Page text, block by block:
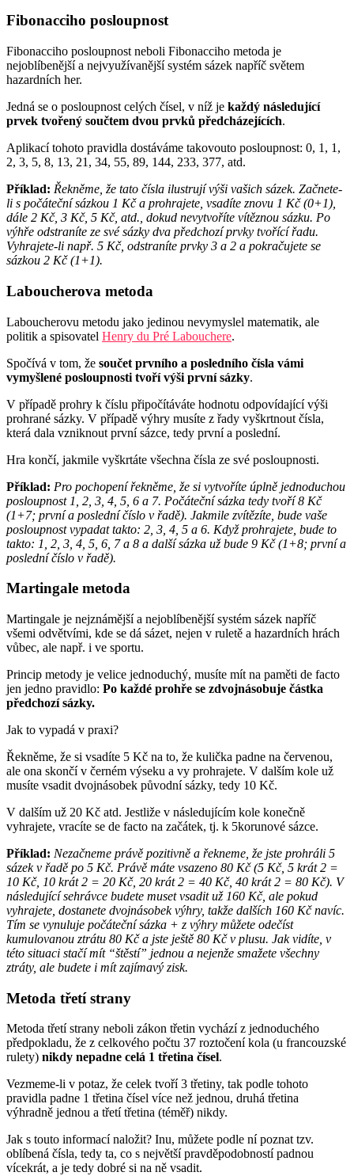
Fibonacciho posloupnost
Fibonacciho posloupnost neboli Fibonacciho metoda je
nejoblíbenější a nejvyužívanější systém sázek napříč světem
hazardních her.
Jedná se o posloupnost celých čísel, v níž je každý následující
prvek tvořený součtem dvou prvků předcházejících.
Aplikací tohoto pravidla dostáváme takovouto posloupnost: 0, 1, 1,
2, 3, 5, 8, 13, 21, 34, 55, 89, 144, 233, 377, atd.
Příklad: Řekněme, že tato čísla ilustrují výši vašich sázek. Začnete-
li s počáteční sázkou 1 Kč a prohrajete, vsadíte znovu 1 Kč (0+1),
dále 2 Kč, 3 Kč, 5 Kč, atd., dokud nevytvoříte vítěznou sázku. Po
výhře odstraníte ze své sázky dva předchozí prvky tvořící řadu.
Vyhrajete-li např. 5 Kč, odstraníte prvky 3 a 2 a pokračujete se
sázkou 2 Kč (1+1).
Laboucherova metoda
Laboucherovu metodu jako jedinou nevymyslel matematik, ale
politik a spisovatel Henry du Pré Labouchere.
Spočívá v tom, že součet prvního a posledního čísla vámi
vymyšlené posloupnosti tvoří výši první sázky.
V případě prohry k číslu připočítáváte hodnotu odpovídající výši
prohrané sázky. V případě výhry musíte z řady vyškrtnout čísla,
která dala vzniknout první sázce, tedy první a poslední.
Hra končí, jakmile vyškrtáte všechna čísla ze své posloupnosti.
Příklad: Pro pochopení řekněme, že si vytvoříte úplně jednoduchou
posloupnost 1, 2, 3, 4, 5, 6 a 7. Počáteční sázka tedy tvoří 8 Kč
(1+7; první a poslední číslo v řadě). Jakmile zvítězíte, bude vaše
posloupnost vypadat takto: 2, 3, 4, 5 a 6. Když prohrajete, bude to
takto: 1, 2, 3, 4, 5, 6, 7 a 8 a další sázka už bude 9 Kč (1+8; první a
poslední číslo v řadě).
Martingale metoda
Martingale je nejznámější a nejoblíbenější systém sázek napříč
všemi odvětvími, kde se dá sázet, nejen v ruletě a hazardních hrách
vůbec, ale např. i ve sportu.
Princip metody je velice jednoduchý, musíte mít na paměti de facto
jen jedno pravidlo: Po každé prohře se zdvojnásobuje částka
předchozí sázky.
Jak to vypadá v praxi?
Řekněme, že si vsadíte 5 Kč na to, že kulička padne na červenou,
ale ona skončí v černém výseku a vy prohrajete. V dalším kole už
musíte vsadit dvojnásobek původní sázky, tedy 10 Kč.
V dalším už 20 Kč atd. Jestliže v následujícím kole konečně
vyhrajete, vracíte se de facto na začátek, tj. k 5korunové sázce.
Příklad: Nezačneme právě pozitivně a řekneme, že jste prohráli 5
sázek v řadě po 5 Kč. Právě máte vsazeno 80 Kč (5 Kč, 5 krát 2 =
10 Kč, 10 krát 2 = 20 Kč, 20 krát 2 = 40 Kč, 40 krát 2 = 80 Kč). V
následující sehrávce budete muset vsadit už 160 Kč, ale pokud
vyhrajete, dostanete dvojnásobek výhry, takže dalších 160 Kč navíc.
Tím se vynuluje počáteční sázka + z výhry můžete odečíst
kumulovanou ztrátu 80 Kč a jste ještě 80 Kč v plusu. Jak vidíte, v
této situaci stačí mít “štěstí” jednou a nejenže smažete všechny
ztráty, ale budete i mít zajímavý zisk.
Metoda třetí strany
Metoda třetí strany neboli zákon třetin vychází z jednoduchého
předpokladu, že z celkového počtu 37 roztočení kola (u francouzské
rulety) nikdy nepadne celá 1 třetina čísel.
Vezmeme-li v potaz, že celek tvoří 3 třetiny, tak podle tohoto
pravidla padne 1 třetina čísel více než jednou, druhá třetina
výhradně jednou a třetí třetina (téměř) nikdy.
Jak s touto informací naložit? Inu, můžete podle ní poznat tzv.
oblíbená čísla, tedy ta, co s největší pravděpodobností padnou
vícekrát, a je tedy dobré si na ně vsadit.